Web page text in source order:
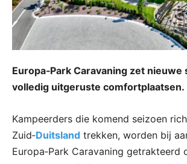
Europa‑Park Caravaning zet nieuwe
volledig uitgeruste comfortplaatsen.
Kampeerders die komend seizoen
Zuid‑Duitsland trekken, worden bij
Europa‑Park Caravaning getrakteerd